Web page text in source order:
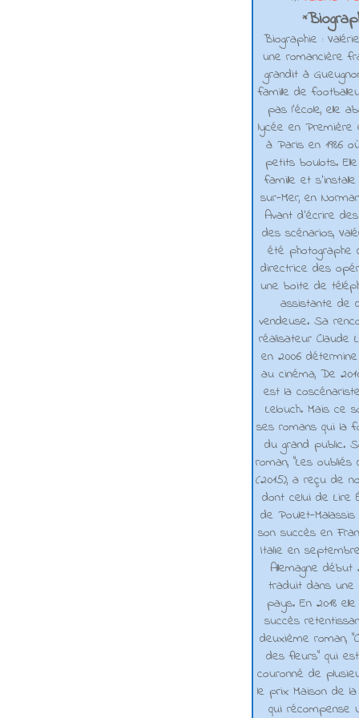
*
Biographie :
une romancière
grandit à
famille de
pas l'école, elle
lycée en
à Paris en 1986
petits boulots.
famille et
sur-Mer, en
Avant d’écrire
des scénarios,
été photographe
directrice des
une boite de
assistante de
vendeuse. Sa
réalisateur Claude
en 2006
au cinéma, De
est la
Lelouch. Mais ce
ses romans qui la
du grand public.
roman, "Les oubliés
(2015), a reçu de
dont celui de Lire
de Poulet-
son succès en
Italie en
Allemagne début
traduit dans une
pays. En 2018
succès
deuxième roman,
des fleurs" qui
couronné de
le prix Maison de la
qui récompense